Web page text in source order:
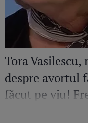
Tora
despre avortul
făcut pe viu!